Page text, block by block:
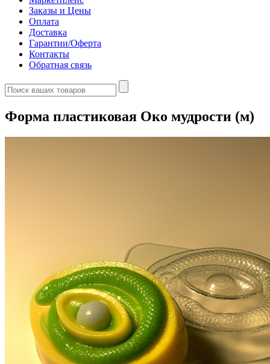
Заказы и Цены
Оплата
Доставка
Гарантии/Оферта
Контакты
Обратная связь
Форма пластиковая Око мудрости (м)